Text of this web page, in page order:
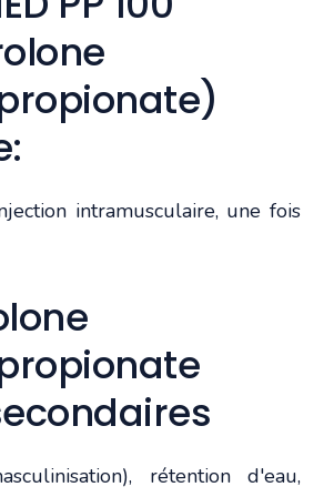
intramusculaire, une fois
rétention d'eau,